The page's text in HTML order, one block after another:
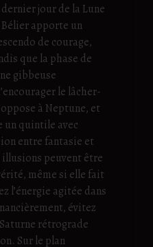
dernier jour de la Lune
Bélier apporte un
de courage,
que la phase de
gibbeuse
le lâcher-
à Neptune, et
un quintile avec
entre fantasie et
peuvent être
même si elle fait
l’énergie agitée dans
évitez
rétrograde
Sur le plan